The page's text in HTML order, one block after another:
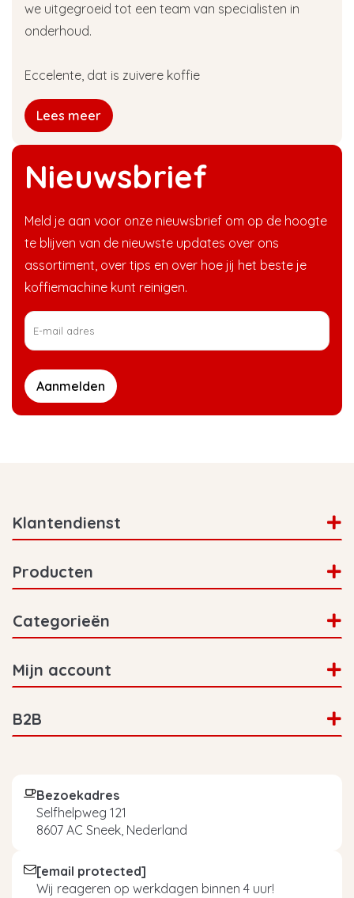
Nieuwsbrief
Meld je aan voor onze nieuwsbrief om op de hoogte
te blijven van de nieuwste updates over ons
assortiment, over tips en over hoe jij het beste je
koffiemachine kunt reinigen.
Aanmelden
we uitgegroeid tot een team van specialisten in
onderhoud.
Eccelente, dat is zuivere koffie
Lees meer
Klantendienst
Producten
Categorieën
Mijn account
B2B
Bezoekadres
Selfhelpweg 121
8607 AC Sneek, Nederland
[email protected]
Wij reageren op werkdagen binnen 4 uur!